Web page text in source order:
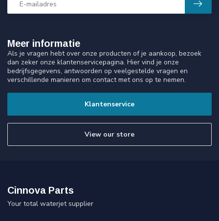
Meer informatie
Als je vragen hebt over onze producten of je aankoop, bezoek
dan zeker onze klantenservicepagina. Hier vind je onze
bedrijfsgegevens, antwoorden op veelgestelde vragen en
verschillende manieren om contact met ons op te nemen.
Klantenservice
View our store
Cinnova Parts
Your total waterjet supplier